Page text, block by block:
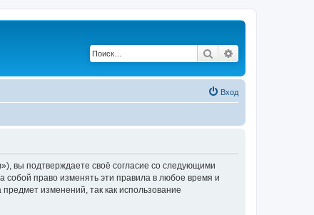
Поиск
Вход
вы подтверждаете своё согласие со следующими
право изменять эти правила в любое время и
изменений, так как использование